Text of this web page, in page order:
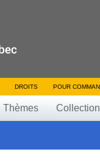
DROITS POUR
Thèmes